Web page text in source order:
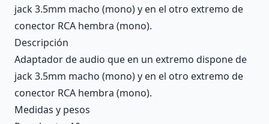
jack 3.5mm macho (mono) y en el otro extremo de
conector RCA hembra (mono).
Descripción
Adaptador de audio que en un extremo dispone de
jack 3.5mm macho (mono) y en el otro extremo de
conector RCA hembra (mono).
Medidas y pesos